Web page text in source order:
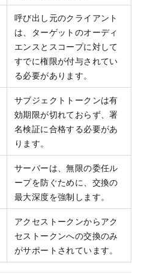
呼び出し元のクライアント
は、ターゲットのオーディ
エンスとスコープに対して
すでに権限が付与されてい
る必要があります。
サブジェクトトークンは有
効期限が切れておらず、署
名検証に合格する必要があ
ります。
サーバーは、無限の委任ル
ープを防ぐために、交換の
最大深度を強制します。
アクセストークンからアク
セストークンへの交換のみ
がサポートされています。